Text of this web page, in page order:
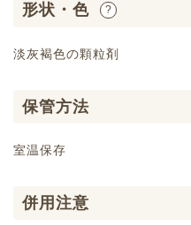
形状・色 ?
淡灰褐色の顆粒剤
保管方法
室温保存
併用注意